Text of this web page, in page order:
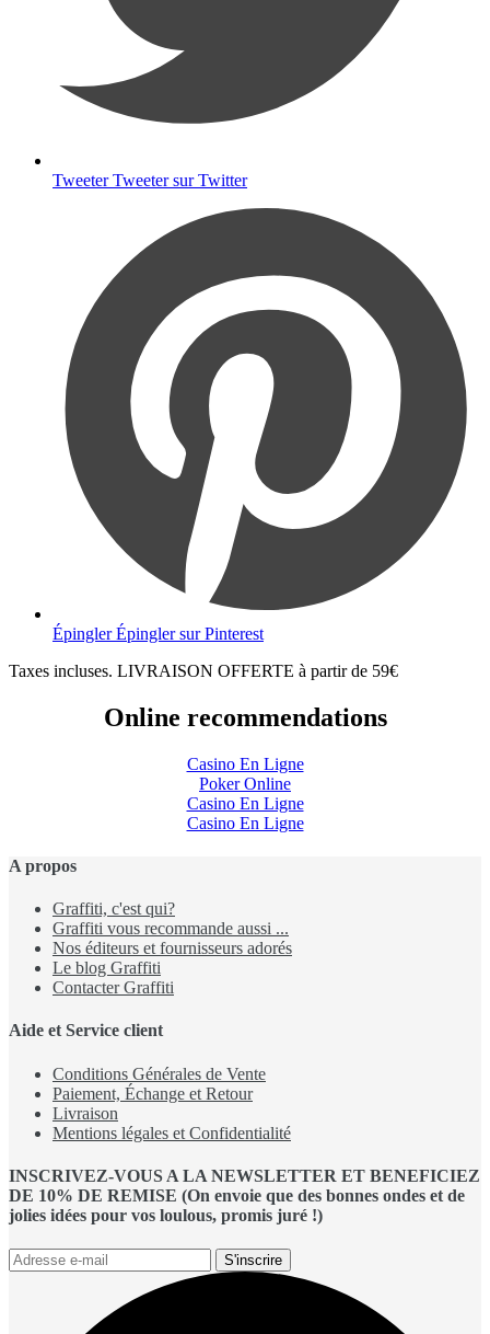
Tweeter Tweeter sur Twitter
Épingler Épingler sur Pinterest
Taxes incluses. LIVRAISON OFFERTE à partir de 59€
Online recommendations
Casino En Ligne
Poker Online
Casino En Ligne
Casino En Ligne
A propos
Graffiti, c'est qui?
Graffiti vous recommande aussi ...
Nos éditeurs et fournisseurs adorés
Le blog Graffiti
Contacter Graffiti
Aide et Service client
Conditions Générales de Vente
Paiement, Échange et Retour
Livraison
Mentions légales et Confidentialité
INSCRIVEZ-VOUS A LA NEWSLETTER ET BENEFICIEZ
DE 10% DE REMISE (On envoie que des bonnes ondes et de
jolies idées pour vos loulous, promis juré !)
S'inscrire